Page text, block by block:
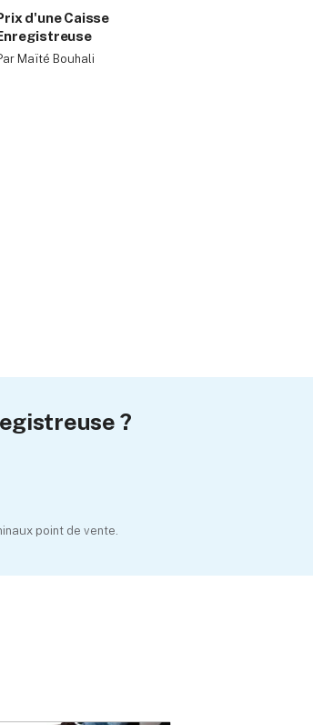
d'une Caisse
Maïté Bouhali
?
point de vente.